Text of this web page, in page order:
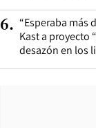
6. “Esperaba más
Kast a proyecto
desazón en los